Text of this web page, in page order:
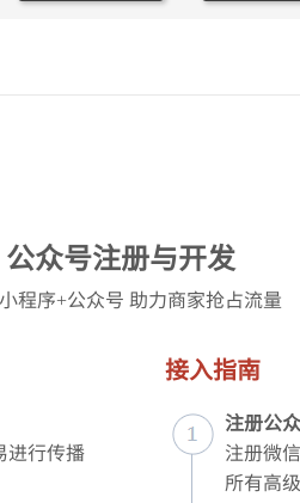
公众号注册与开发
程序+公众号 助力商家抢占流量
进行传播
接入指南
注册公
注册微
所有高